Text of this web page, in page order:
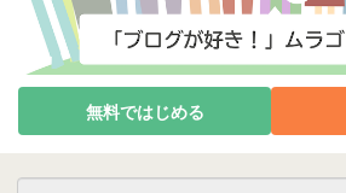
無料ではじめる